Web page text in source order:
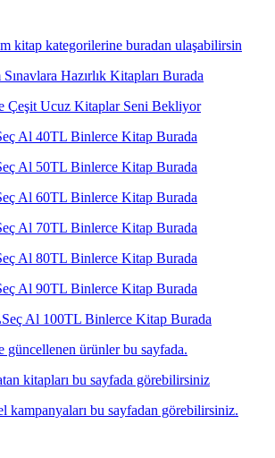
kitap kategorilerine buradan ulaşabilirsin
Hazırlık Kitapları Burada
Çeşit Ucuz Kitaplar Seni Bekliyor
Al 40TL Binlerce Kitap Burada
Al 50TL Binlerce Kitap Burada
Al 60TL Binlerce Kitap Burada
Al 70TL Binlerce Kitap Burada
Al 80TL Binlerce Kitap Burada
Al 90TL Binlerce Kitap Burada
Seç Al 100TL Binlerce Kitap Burada
güncellenen ürünler bu sayfada.
kitapları bu sayfada görebilirsiniz
kampanyaları bu sayfadan görebilirsiniz.